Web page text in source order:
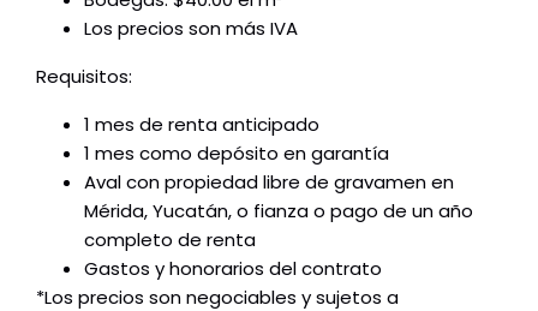
Los precios son más IVA
Requisitos:
1 mes de renta anticipado
1 mes como depósito en garantía
Aval con propiedad libre de gravamen en
Mérida, Yucatán, o fianza o pago de un año
completo de renta
Gastos y honorarios del contrato
*Los precios son negociables y sujetos a